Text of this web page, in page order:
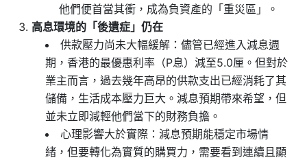
他們便首當其衝，成為負資產的「重災區」。
高息環境的「後遺症」仍在
供款壓力尚未大幅緩解：儘管已經進入減息週
期，香港的最優惠利率（P息）減至5.0厘。但對於
業主而言，過去幾年高昂的供款支出已經消耗了其
儲備，生活成本壓力巨大。減息預期帶來希望，但
並未立即減輕他們當下的財務負擔。
心理影響大於實際：減息預期能穩定市場情
緒，但要轉化為實質的購買力，需要看到連續且顯